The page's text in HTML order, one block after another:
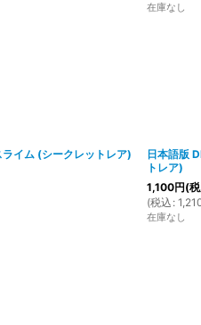
在庫なし
イム (シークレットレア)
日本語版
トレア)
1,100円(
(税込 :
在庫なし